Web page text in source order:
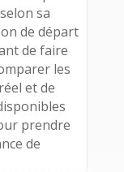
sa
de départ
de faire
les
et de
prendre
de